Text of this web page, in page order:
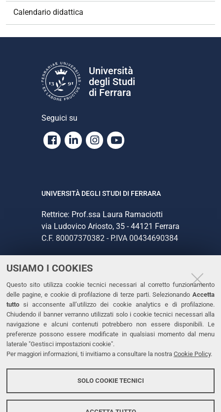
USIAMO I COOKIES
Questo sito utilizza cookie tecnici necessari al corretto funzionamento
delle pagine, e cookie di profilazione di terze parti. Selezionando Accetta
tutto si acconsente all’utilizzo dei cookie analytics e di profilazione.
Chiudendo il banner verranno utilizzati solo i cookie tecnici necessari alla
navigazione e alcuni contenuti potrebbero non essere disponibili. Le
preferenze possono essere modificate in qualsiasi momento dal menu
laterale "Gestisci impostazioni cookie".
Per maggiori informazioni, ti invitiamo a consultare la nostra Cookie Policy.
SOLO COOKIE TECNICI
Calendario didattica
Università
degli Studi
di Ferrara
Seguici su
Facebook
LinkedinInstagram
Youtube
UNIVERSITÀ DEGLI STUDI DI FERRARA
Rettrice: Prof.ssa Laura Ramaciotti
via Ludovico Ariosto, 35 - 44121 Ferrara
C.F. 80007370382 - P.IVA 00434690384
CONTATTI
Tel. +39 0532 293111
Fax. +39 0532 293031
PEC
LINKS
Dichiarazione di accessibilità
Protezione dati personali